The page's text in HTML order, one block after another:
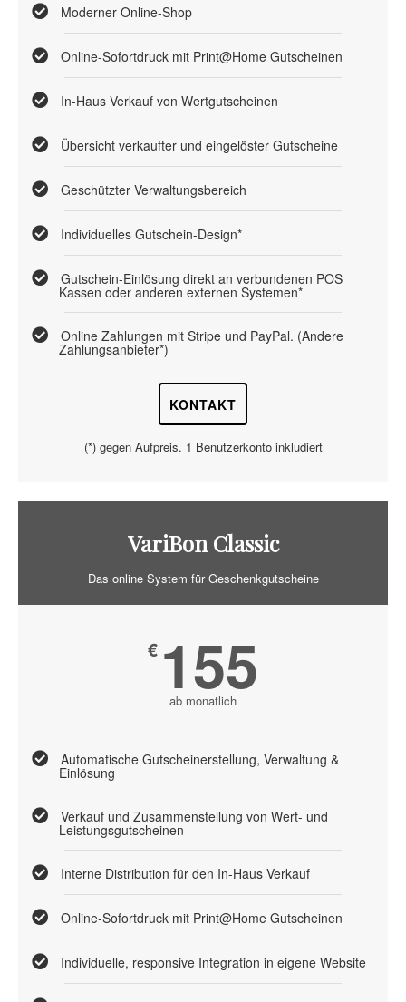
Moderner Online-Shop
Online-Sofortdruck mit Print@Home Gutscheinen
In-Haus Verkauf von Wertgutscheinen
Übersicht verkaufter und eingelöster Gutscheine
Geschützter Verwaltungsbereich
Individuelles Gutschein-Design*
Gutschein-Einlösung direkt an verbundenen POS
Kassen oder anderen externen Systemen*
Online Zahlungen mit Stripe und PayPal. (Andere
Zahlungsanbieter*)
KONTAKT
(*) gegen Aufpreis. 1 Benutzerkonto inkludiert
VariBon Classic
Das online System für Geschenkgutscheine
€ 155
ab monatlich
Automatische Gutscheinerstellung, Verwaltung &
Einlösung
Verkauf und Zusammenstellung von Wert- und
Leistungsgutscheinen
Interne Distribution für den In-Haus Verkauf
Online-Sofortdruck mit Print@Home Gutscheinen
Individuelle, responsive Integration in eigene Website